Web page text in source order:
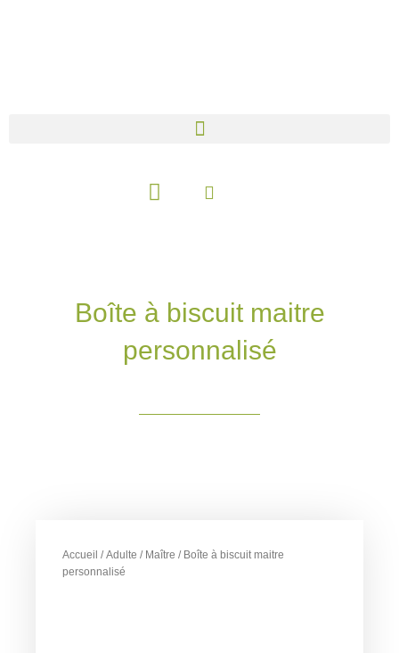
Panier
Boîte à biscuit maitre
personnalisé
Accueil /Adulte / Maître / Boîte à biscuit maitre
personnalisé